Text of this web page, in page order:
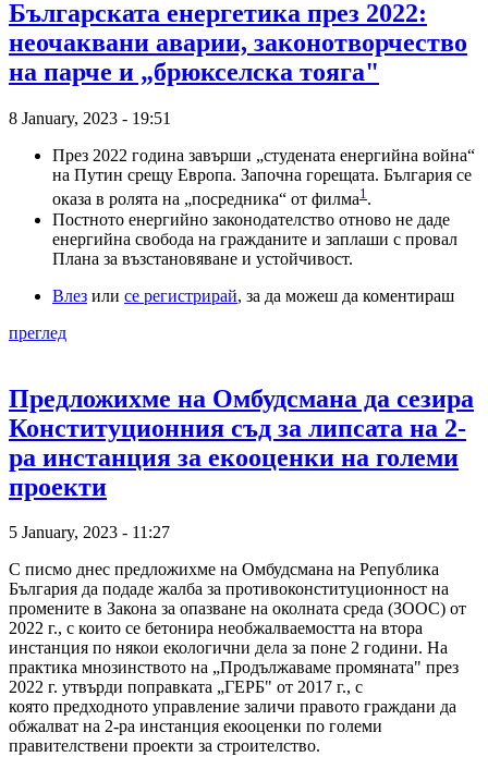
Българската енергетика през 2022:
неочаквани аварии, законотворчество
на парче и „брюкселска тояга"
8 January, 2023 - 19:51
През 2022 година завърши „студената енергийна война“
на Путин срещу Европа. Започна горещата. България се
оказа в ролята на „посредника“ от филма1.
Постното енергийно законодателство отново не даде
енергийна свобода на гражданите и заплаши с провал
Плана за възстановяване и устойчивост.
Влез или се регистрирай, за да можеш да коментираш
преглед
Предложихме на Омбудсмана да сезира
Конституционния съд за липсата на 2-
ра инстанция за екооценки на големи
проекти
5 January, 2023 - 11:27
С писмо днес предложихме на Омбудсмана на Република
България да подаде жалба за противоконституционност на
промените в Закона за опазване на околната среда (ЗООС) от
2022 г., с които се бетонира необжалваемостта на втора
инстанция по някои екологични дела за поне 2 години. На
практика мнозинството на „Продължаваме промяната" през
2022 г. утвърди поправката „ГЕРБ" от 2017 г., с
която предходното управление заличи правото граждани да
обжалват на 2-ра инстанция екооценки по големи
правителствени проекти за строителство.